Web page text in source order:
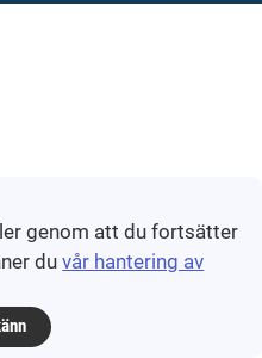
genom att du fortsätter
duvår hantering av